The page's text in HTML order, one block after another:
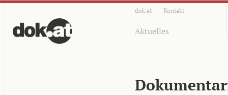
dok.at Kontakt
Aktuelles